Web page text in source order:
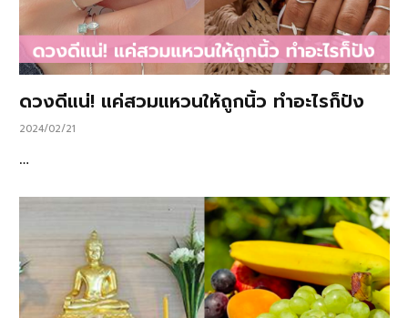
ดวงดีแน่! แค่สวมแหวนให้ถูกนิ้ว ทำอะไรก็ปัง
2024/02/21
…